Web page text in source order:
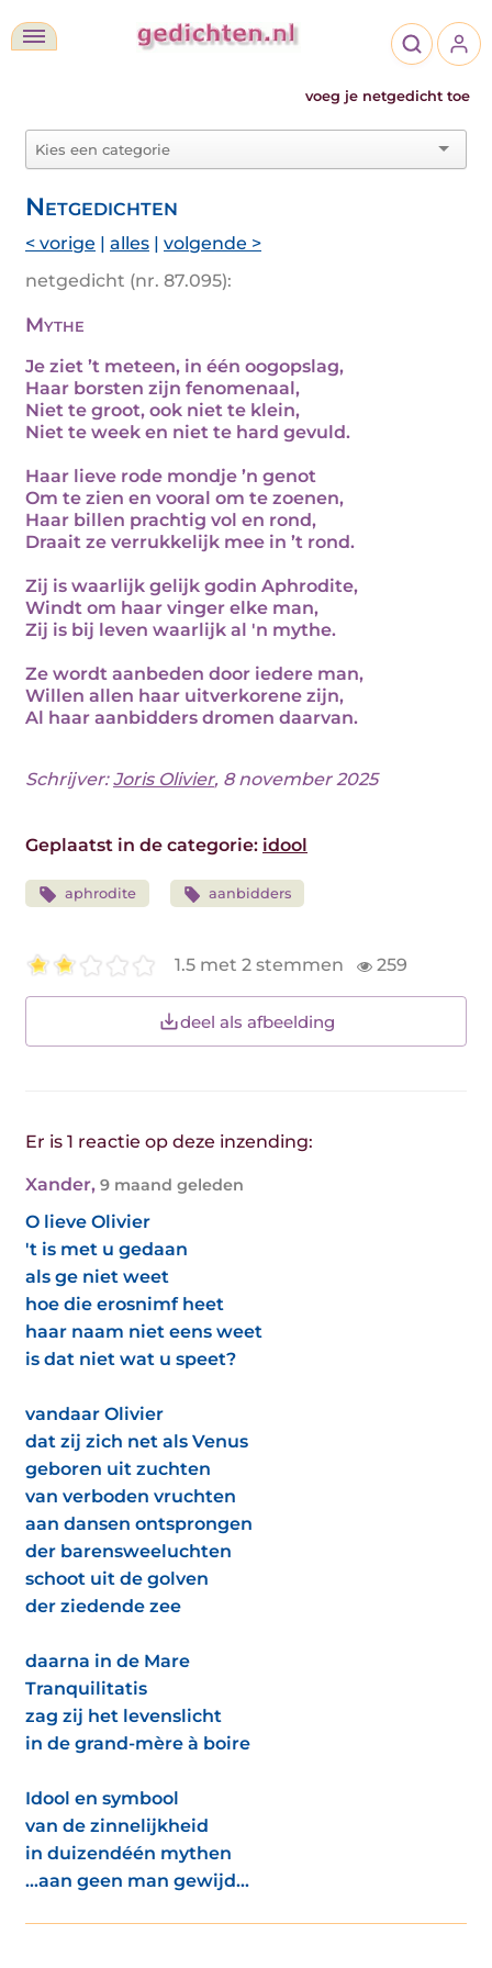
voeg je netgedicht toe
Netgedichten
< vorige | alles | volgende >
netgedicht (nr. 87.095):
Mythe
Je ziet ’t meteen, in één oogopslag,
Haar borsten zijn fenomenaal,
Niet te groot, ook niet te klein,
Niet te week en niet te hard gevuld.
Haar lieve rode mondje ’n genot
Om te zien en vooral om te zoenen,
Haar billen prachtig vol en rond,
Draait ze verrukkelijk mee in ’t rond.
Zij is waarlijk gelijk godin Aphrodite,
Windt om haar vinger elke man,
Zij is bij leven waarlijk al 'n mythe.
Ze wordt aanbeden door iedere man,
Willen allen haar uitverkorene zijn,
Al haar aanbidders dromen daarvan.
Schrijver:Joris Olivier, 8 november 2025
Geplaatst in de categorie: idool
aphrodite aanbidders
1.5 met 2 stemmen 259
deel als afbeelding
Er is 1 reactie op deze inzending:
Xander, 9 maand geleden
O lieve Olivier
't is met u gedaan
als ge niet weet
hoe die erosnimf heet
haar naam niet eens weet
is dat niet wat u speet?
vandaar Olivier
dat zij zich net als Venus
geboren uit zuchten
van verboden vruchten
aan dansen ontsprongen
der barensweeluchten
schoot uit de golven
der ziedende zee
daarna in de Mare
Tranquilitatis
zag zij het levenslicht
in de grand-mère à boire
Idool en symbool
van de zinnelijkheid
in duizendéén mythen
...aan geen man gewijd...